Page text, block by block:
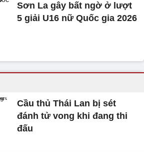
Sơn La gây bất ngờ ở lượt
5 giải U16 nữ Quốc gia 2026
Cầu thủ Thái Lan bị sét
đánh tử vong khi đang thi
đấu